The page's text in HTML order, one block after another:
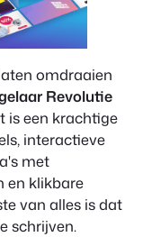
omdraaien
Revolutie
is een krachtige
interactieve
met
en klikbare
van alles is dat
schrijven.